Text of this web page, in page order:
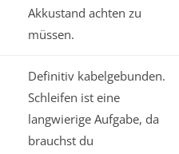
Akkustand achten zu
müssen.
Definitiv kabelgebunden.
Schleifen ist eine
langwierige Aufgabe, da
brauchst du